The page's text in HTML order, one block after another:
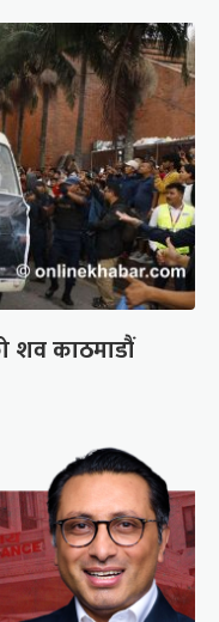
शव काठमाडौं